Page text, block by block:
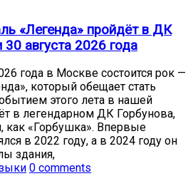
«Легенда» пройдёт в ДК
30 августа 2026 года
года в Москве состоится рок —
который обещает стать
этого лета в нашей
в легендарном ДК Горбунова,
как «Горбушка». Впервые
в 2022 году, а в 2024 году он
здания,
0 comments